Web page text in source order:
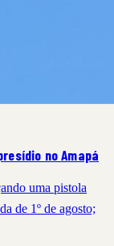
no Amapá
uma pistola
de 1º de agosto;